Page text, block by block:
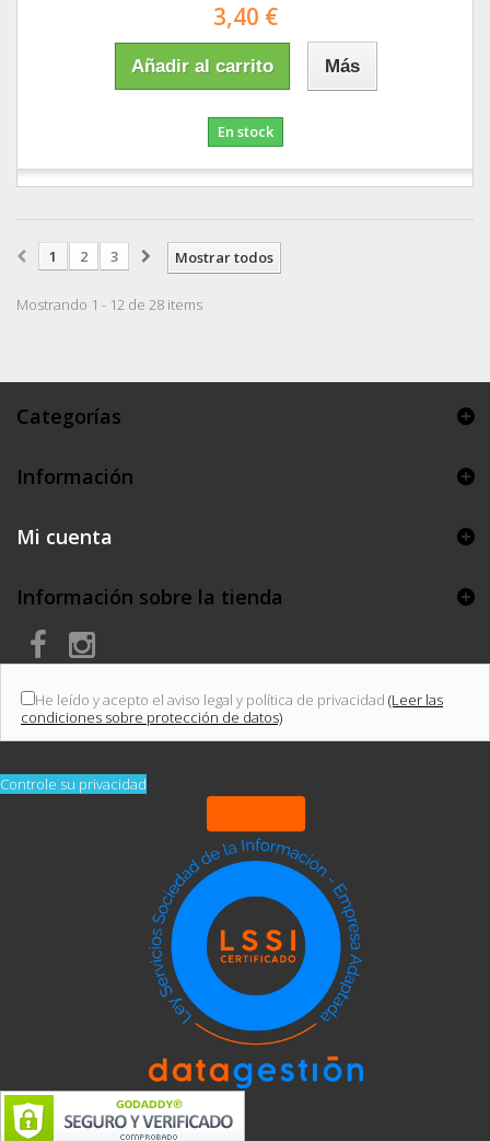
3,40 €
Añadir al carrito Más
En stock
Mostrar todos
1 2 3
Mostrando 1 - 12 de 28 items
Categorías
Información
Mi cuenta
Información sobre la tienda
He leído y acepto el aviso legal y política de privacidad (Leer las
condiciones sobre protección de datos)
Controle su privacidad